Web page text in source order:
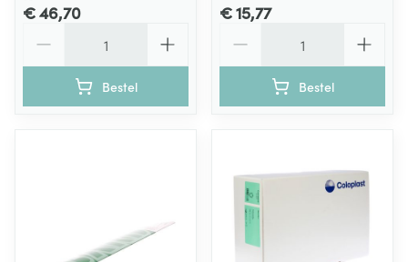
€ 46,70
Bestel
€ 15,77
Bestel